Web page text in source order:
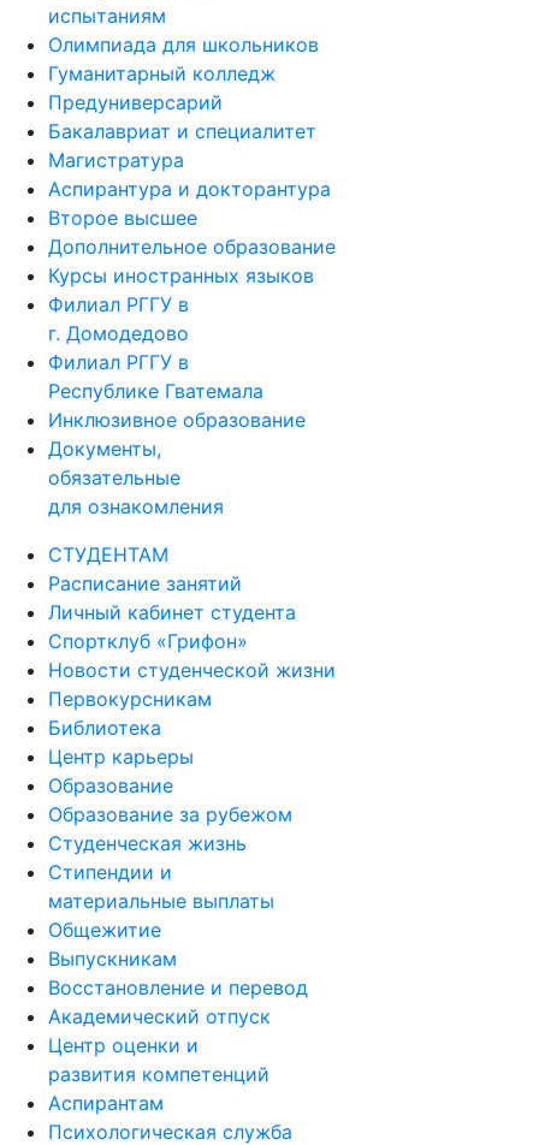
испытаниям
Олимпиада для школьников
Гуманитарный колледж
Предуниверсарий
Бакалавриат и специалитет
Магистратура
Аспирантура и докторантура
Второе высшее
Дополнительное образование
Курсы иностранных языков
Филиал РГГУ в
г. Домодедово
Филиал РГГУ в
Республике Гватемала
Инклюзивное образование
Документы,
обязательные
для ознакомления
СТУДЕНТАМ
Расписание занятий
Личный кабинет студента
Спортклуб «Грифон»
Новости студенческой жизни
Первокурсникам
Библиотека
Центр карьеры
Образование
Образование за рубежом
Студенческая жизнь
Стипендии и
материальные выплаты
Общежитие
Выпускникам
Восстановление и перевод
Академический отпуск
Центр оценки и
развития компетенций
Аспирантам
Психологическая служба